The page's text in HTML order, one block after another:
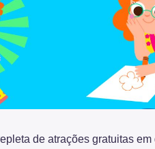
de atrações gratuitas